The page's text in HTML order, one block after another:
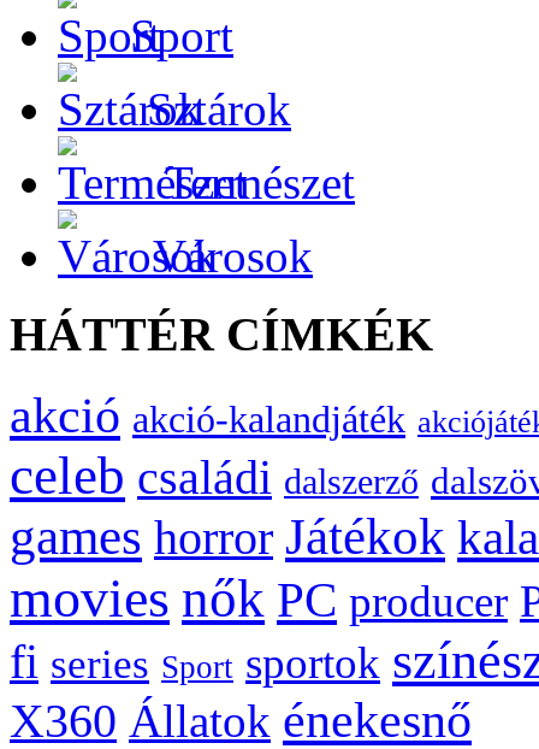
Sport
Sztárok
Természet
Városok
HÁTTÉR CÍMKÉK
akció akció-kalandjáték
celeb családi dalszerző
games horror Játékok
movies nők PC producer
fi series Sport sportok
X360 Állatok énekesnő